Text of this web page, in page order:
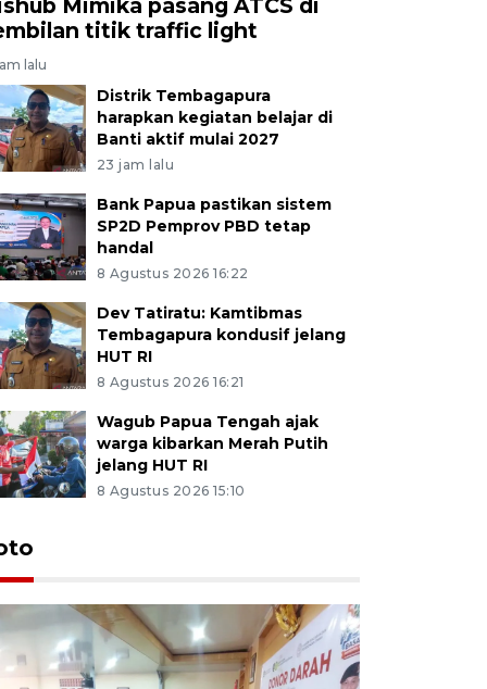
Mimika pasang ATCS di
titik traffic light
lalu
Distrik Tembagapura
harapkan kegiatan belajar di
Banti aktif mulai 2027
23 jam lalu
Bank Papua pastikan sistem
SP2D Pemprov PBD tetap
handal
8 Agustus 2026 16:22
Dev Tatiratu: Kamtibmas
Tembagapura kondusif jelang
HUT RI
8 Agustus 2026 16:21
Wagub Papua Tengah ajak
warga kibarkan Merah Putih
jelang HUT RI
8 Agustus 2026 15:10